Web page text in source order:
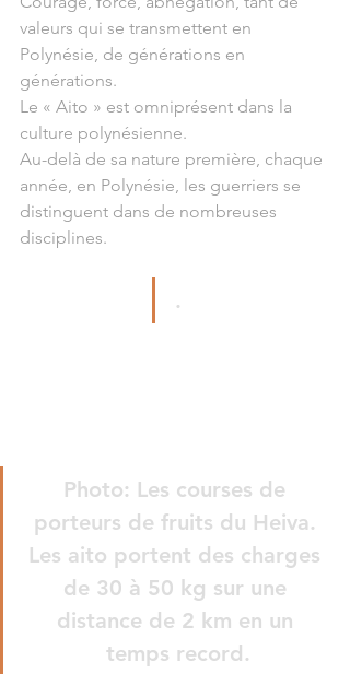
valeurs qui se transmettent en
Polynésie, de générations en
générations.
Le « Aito » est omniprésent dans la
culture polynésienne.
Au-delà de sa nature première, chaque
année, en Polynésie, les guerriers se
distinguent dans de nombreuses
disciplines.
.
Photo: Les courses de
porteurs de fruits du Heiva.
Les aito portent des charges
de 30 à 50 kg sur une
distance de 2 km en un
temps record.